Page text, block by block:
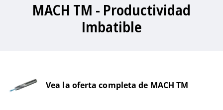
MACH TM - Productividad
Imbatible
Vea la oferta completa de MACH TM